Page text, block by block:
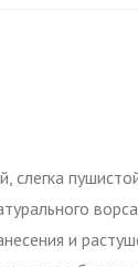
слегка
и